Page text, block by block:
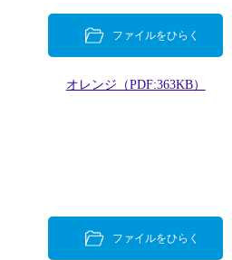
ファイルをひらく
オレンジ（PDF:363KB）
ファイルをひらく